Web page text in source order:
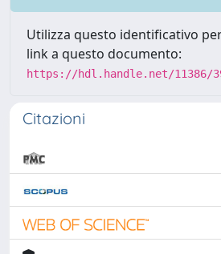
Utilizza questo identificativo
link a questo documento:
https://hdl.handle.net/11386/
Citazioni